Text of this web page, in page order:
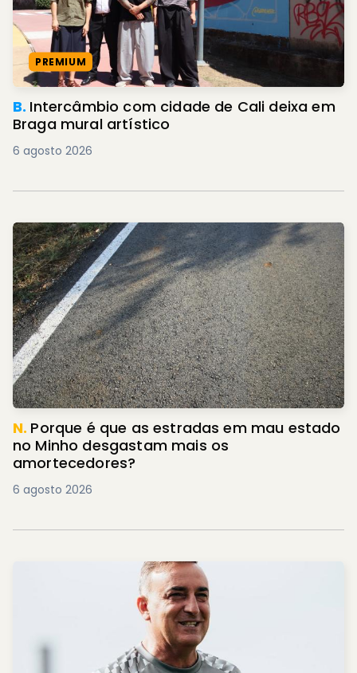
PREMIUM
B. Intercâmbio com cidade de Cali deixa em
Braga mural artístico
6 agosto 2026
N. Porque é que as estradas em mau estado
no Minho desgastam mais os
amortecedores?
6 agosto 2026